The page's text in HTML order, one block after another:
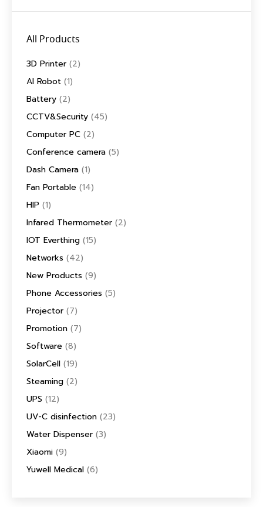
All Products
3D Printer (2)
AI Robot (1)
Battery (2)
CCTV&Security (45)
Computer PC (2)
Conference camera (5)
Dash Camera (1)
Fan Portable (14)
HIP (1)
Infared Thermometer (2)
IOT Everthing (15)
Networks (42)
New Products (9)
Phone Accessories (5)
Projector (7)
Promotion (7)
Software (8)
SolarCell (19)
Steaming (2)
UPS (12)
UV-C disinfection (23)
Water Dispenser (3)
Xiaomi (9)
Yuwell Medical (6)